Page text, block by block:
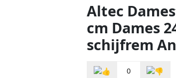
Altec
cm Dames
schijfrem
0